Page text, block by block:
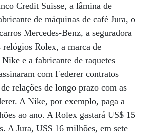
Credit Suisse, a lâmina de
de máquinas de café Jura, o
Mercedes-Benz, a seguradora
relógios Rolex, a marca de
e a fabricante de raquetes
com Federer contratos
relações de longo prazo com as
A Nike, por exemplo, paga a
ao ano. A Rolex gastará US$ 15
A Jura, US$ 16 milhões, em sete